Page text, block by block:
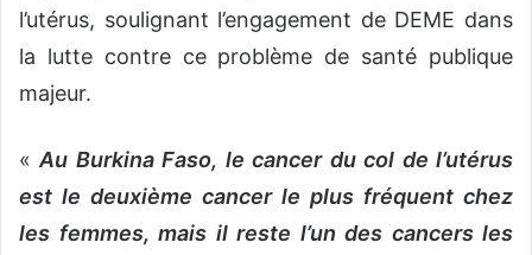
l’utérus, soulignant l’engagement de DEME dans
la lutte contre ce problème de santé publique
majeur.
«Au Burkina Faso, le cancer du col de l’utérus
est le deuxième cancer le plus fréquent chez
les femmes, mais il reste l’un des cancers les